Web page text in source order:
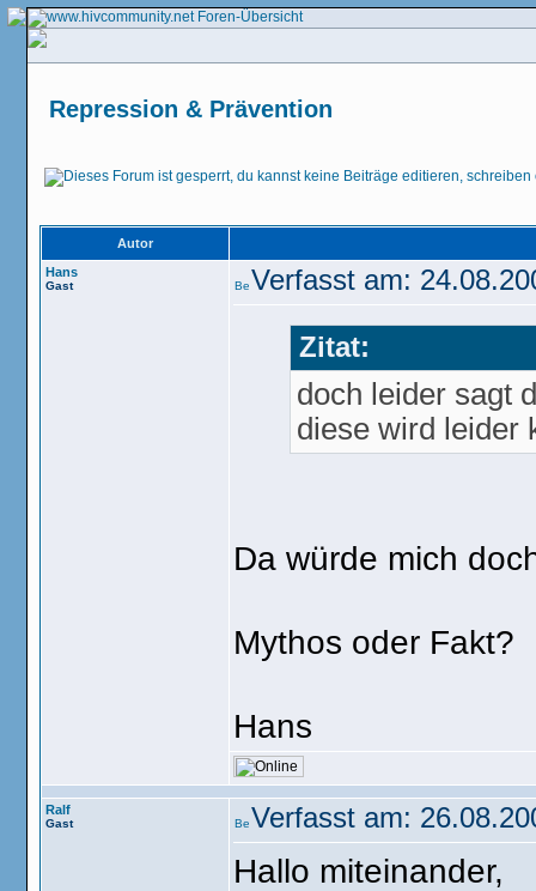
Repression & Prävention
Autor
Hans
Gast Verfasst am:
Zitat:
doch leider sagt
diese wird leider
Da würde mich
Mythos oder Fakt?
Hans
Ralf
Gast Verfasst am:
Hallo miteinander,